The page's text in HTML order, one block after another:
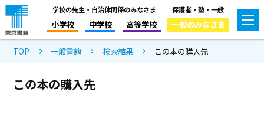
学校の先生・自治体関係のみなさま
小学校 中学校 高等学校
保護者・塾・一般
一般のみなさま
TOP 一般書籍 検索結果 この本の購入先
この本の購入先